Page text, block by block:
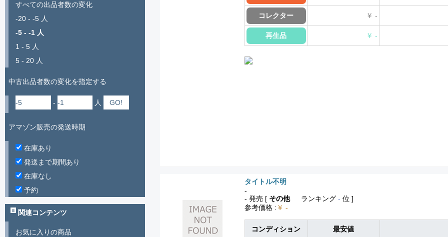
コレクター ￥ -
再生品 ￥ -
タイトル不明
-
- 発売 [ その他 ランキング - 位 ]
参考価格 : ￥ -
コンディション 最安値
すべての出品者数の変化
-20 - -5 人
-5 - -1 人
1 - 5 人
5 - 20 人
中古出品者数の変化を指定する
- 人
アマゾン販売の発送時期
在庫あり
発送まで期間あり
在庫なし
予約
関連コンテンツ
お気に入りの商品